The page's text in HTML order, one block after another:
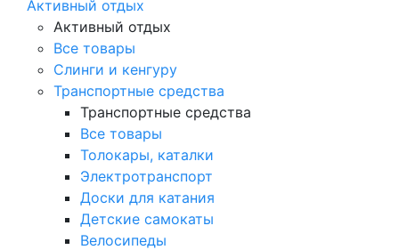
Активный отдых
Активный отдых
Все товары
Слинги и кенгуру
Транспортные средства
Транспортные средства
Все товары
Толокары, каталки
Электротранспорт
Доски для катания
Детские самокаты
Велосипеды